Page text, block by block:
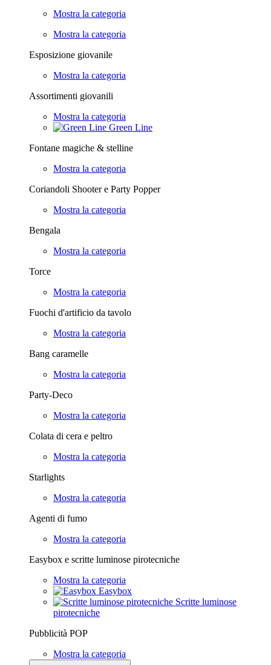
Mostra la categoria
Mostra la categoria
Esposizione giovanile
Mostra la categoria
Assortimenti giovanili
Mostra la categoria
Green Line
Fontane magiche & stelline
Mostra la categoria
Coriandoli Shooter e Party Popper
Mostra la categoria
Bengala
Mostra la categoria
Torce
Mostra la categoria
Fuochi d'artificio da tavolo
Mostra la categoria
Bang caramelle
Mostra la categoria
Party-Deco
Mostra la categoria
Colata di cera e peltro
Mostra la categoria
Starlights
Mostra la categoria
Agenti di fumo
Mostra la categoria
Easybox e scritte luminose pirotecniche
Mostra la categoria
Easybox
Scritte luminose
pirotecniche
Pubblicità POP
Mostra la categoria